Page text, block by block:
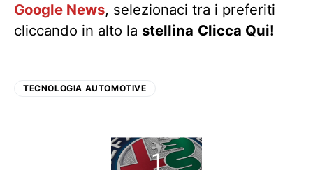
Google News, selezionaci tra i preferiti
cliccando in alto la stellina Clicca Qui!
TECNOLOGIA AUTOMOTIVE